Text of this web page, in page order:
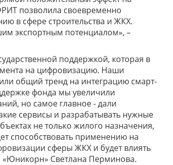
позволила своевременно
в сфере строительства и ЖКХ.
экспортным потенциалом», –
поддержкой, которая в
на цифровизацию. Наши
общий тренд на интеграцию смарт-
фонда мы увеличили
но самое главное - дали
сервисы и разрабатывать нужные
не только жилого назначения,
способствовать применению на
сферы ЖКХ и будет влиять
«Юникорн» Светлана Перминова.